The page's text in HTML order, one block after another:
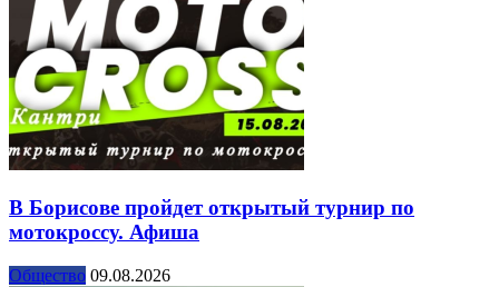
В Борисове пройдет открытый турнир по
мотокроссу. Афиша
Общество 09.08.2026